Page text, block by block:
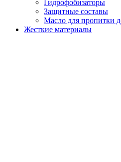
Гидрофобизаторы
Защитные составы
Масло для пропитки
Жесткие материалы